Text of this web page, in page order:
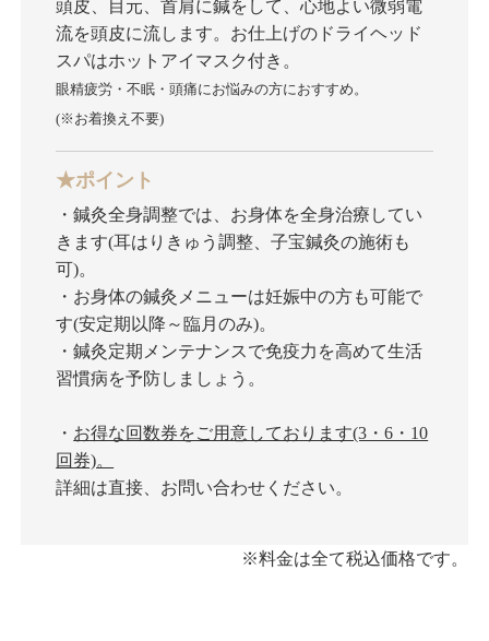
頭皮、目元、首肩に鍼をして、心地よい微弱電
流を頭皮に流します。お仕上げのドライヘッド
スパはホットアイマスク付き。
眼精疲労・不眠・頭痛にお悩みの方におすすめ。
(※お着換え不要)
★ポイント
・鍼灸全身調整では、お身体を全身治療してい
きます(耳はりきゅう調整、子宝鍼灸の施術も
可)。
・お身体の鍼灸メニューは妊娠中の方も可能で
す(安定期以降～臨月のみ)。
・鍼灸定期メンテナンスで免疫力を高めて生活
習慣病を予防しましょう。
・ お得な回数券をご用意しております(3・6・10
回券)。
詳細は直接、お問い合わせください。
※料金は全て税込価格です。